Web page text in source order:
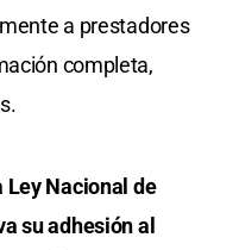
a prestadores
completa,
Ley Nacional de
su adhesión al